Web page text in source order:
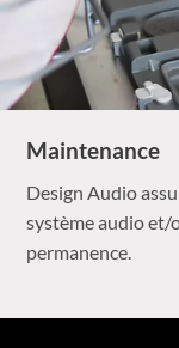
Maintenance
Design Audio
système audio et/
permanence.